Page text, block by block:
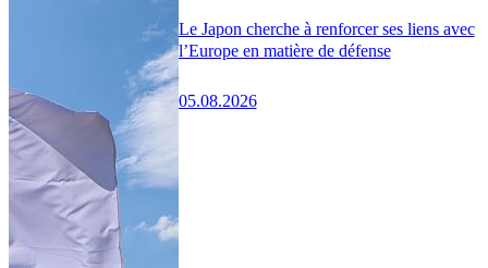
Le Japon cherche à renforcer ses liens avec
l’Europe en matière de défense
05.08.2026